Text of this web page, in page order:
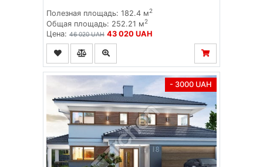
Полезная площадь: 182.4 м2
Общая площадь: 252.21 м2
Цена: 46 020 UAH 43 020 UAH
- 3000 UAH